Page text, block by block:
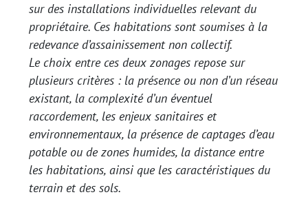
sur des installations individuelles relevant du
propriétaire. Ces habitations sont soumises à la
redevance d’assainissement non collectif.
Le choix entre ces deux zonages repose sur
plusieurs critères : la présence ou non d’un réseau
existant, la complexité d’un éventuel
raccordement, les enjeux sanitaires et
environnementaux, la présence de captages d’eau
potable ou de zones humides, la distance entre
les habitations, ainsi que les caractéristiques du
terrain et des sols.